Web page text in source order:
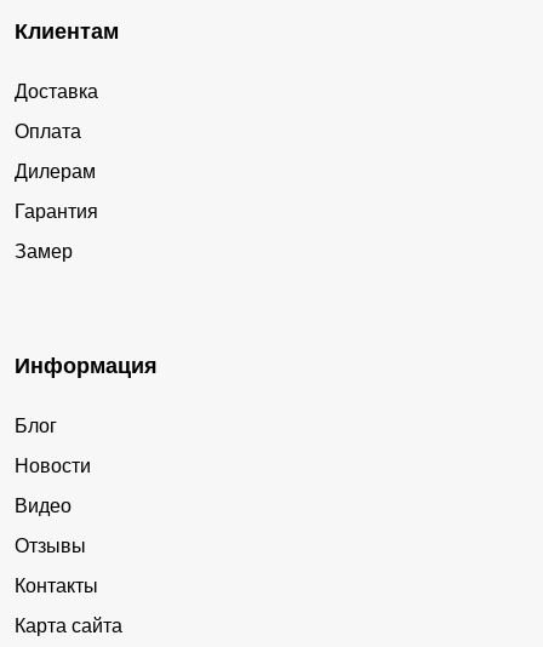
Клиентам
Доставка
Оплата
Дилерам
Гарантия
Замер
Информация
Блог
Новости
Видео
Отзывы
Контакты
Карта сайта